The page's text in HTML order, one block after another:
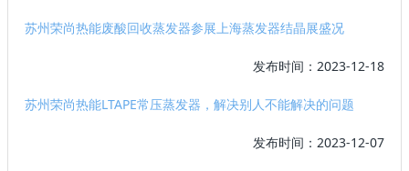
苏州荣尚热能废酸回收蒸发器参展上海蒸发器结晶展盛况
发布时间：2023-12-18
苏州荣尚热能LTAPE常压蒸发器，解决别人不能解决的问题
发布时间：2023-12-07